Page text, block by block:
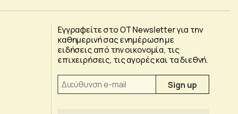
Εγγραφείτε στο OT Newsletter για την
καθημερινή σας ενημέρωση με
ειδήσεις από την οικονομία, τις
επιχειρήσεις, τις αγορές και τα διεθνή.